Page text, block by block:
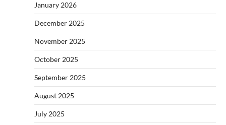
January 2026
December 2025
November 2025
October 2025
September 2025
August 2025
July 2025